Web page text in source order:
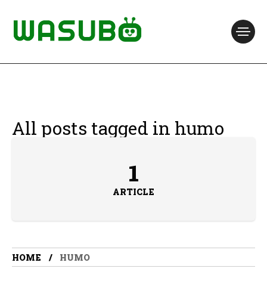
All posts tagged in humo
1
ARTICLE
HOME HUMO